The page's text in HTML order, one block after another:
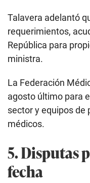
Talavera adelantó
requerimientos,
República para
ministra.
La Federación
agosto último para
sector y equipos de
médicos.
5. Disputas
fecha